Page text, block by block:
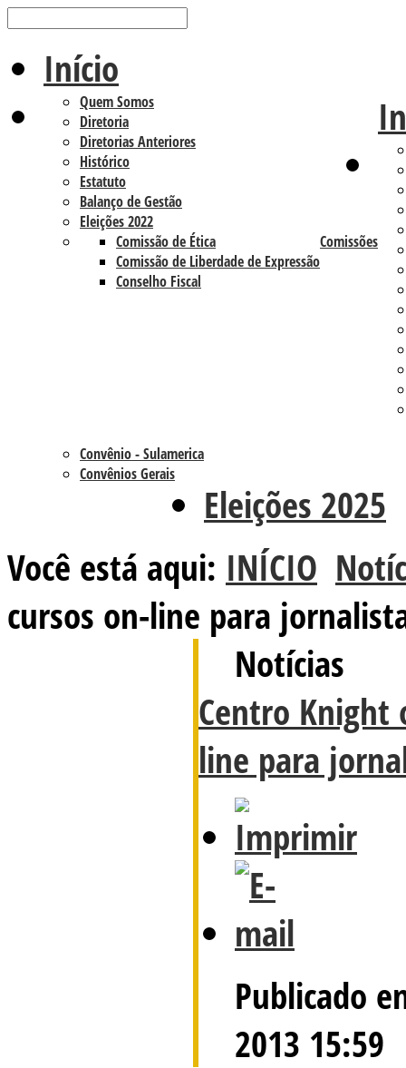
Início
Quem Somos
Diretoria
Diretorias Anteriores
Histórico
Estatuto
Balanço de Gestão
Eleições 2022
Comissões
Comissão de Ética
Comissão de Liberdade de Expressão
Conselho Fiscal
Convênio - Sulamerica
Convênios Gerais
Eleições 2025
Você está aqui: INÍCIO
cursos on-line para
Notícias
Centro Knight
line para
Publicado
2013 15:59